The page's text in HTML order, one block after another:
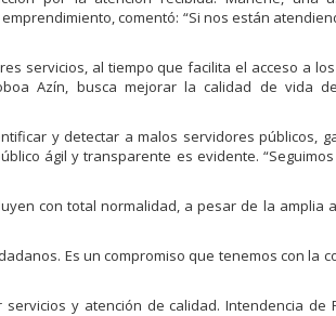
comentó: “Si nos están
servicios, al tiempo que facilita el acceso a
Azín, busca mejorar la calidad de vida
y detectar a malos servidores públicos,
ágil y transparente es evidente.
con total normalidad, a pesar de la amplia
Es un compromiso que tenemos con la
y atención de calidad. Intendencia de